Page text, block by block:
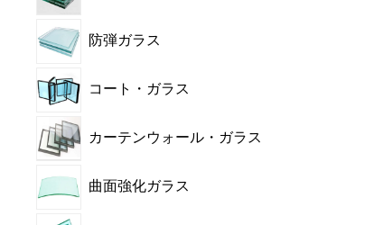
防弾ガラス
コート・ガラス
カーテンウォール・ガラス
曲面強化ガラス